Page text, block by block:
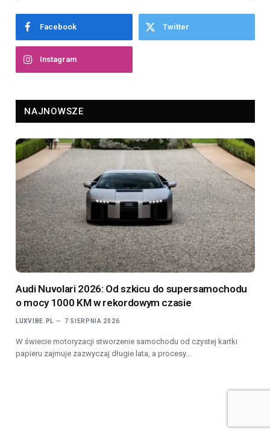
Facebook Twitter
Instagram
NAJNOWSZE
Audi Nuvolari 2026: Od szkicu do supersamochodu
o mocy 1000 KM w rekordowym czasie
LUXVIBE.PL 7 SIERPNIA 2026
W świecie motoryzacji stworzenie samochodu od czystej kartki
papieru zajmuje zazwyczaj długie lata, a procesy…